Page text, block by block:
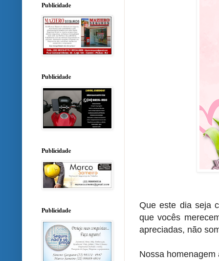
Que este dia seja
que vocês
apreciadas, não
Nossa
Publicidade
Publicidade
Publicidade
Publicidade